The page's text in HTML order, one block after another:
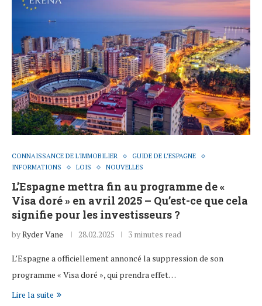
CONNAISSANCE DE L'IMMOBILIER
GUIDE DE L’ESPAGNE
INFORMATIONS
LOIS NOUVELLES
L’Espagne mettra fin au programme de «
Visa doré » en avril 2025 – Qu’est-ce que cela
signifie pour les investisseurs ?
byRyder Vane 28.02.2025 3 minutes read
L’Espagne a officiellement annoncé la suppression de son
programme « Visa doré », qui prendra effet…
Lire la suite